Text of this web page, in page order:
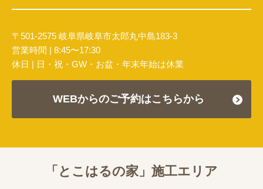
〒501-2575 岐阜県岐阜市太郎丸中島183-3
営業時間 | 8:45〜17:30
休日 | 日・祝・GW・お盆・年末年始は休業
WEBからのご予約はこちらから
「とこはるの家」施工エリア